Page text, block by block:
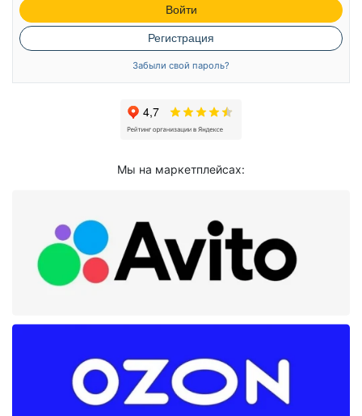
Войти
Регистрация
Забыли свой пароль?
Мы на маркетплейсах: